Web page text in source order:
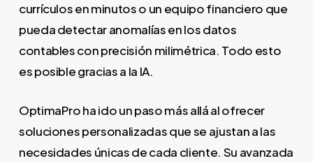
currículos en minutos o un equipo financiero que
pueda detectar anomalías en los datos
contables con precisión milimétrica. Todo esto
es posible gracias a la IA.
OptimaPro ha ido un paso más allá al ofrecer
soluciones personalizadas que se ajustan a las
necesidades únicas de cada cliente. Su avanzada